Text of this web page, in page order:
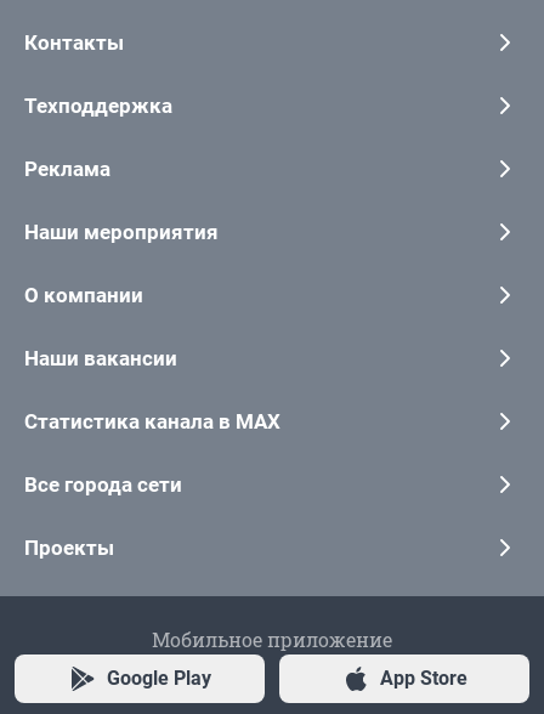
Контакты
Техподдержка
Реклама
Наши мероприятия
О компании
Наши вакансии
Статистика канала в MAX
Все города сети
Проекты
Мобильное приложение
Google Play App Store